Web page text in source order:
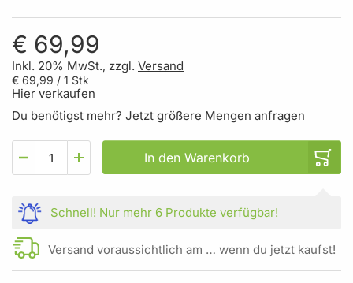
€ 69,99
Inkl. 20% MwSt., zzgl. Versand
€ 69,99 / 1 Stk
Hier verkaufen
Du benötigst mehr? Jetzt größere Mengen anfragen
In den Warenkorb
Schnell! Nur mehr 6 Produkte verfügbar!
Versand voraussichtlich am … wenn du jetzt kaufst!